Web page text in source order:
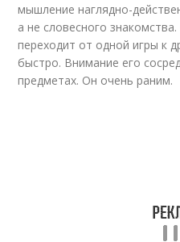
мышление наглядно-
а не словесного
переходит от одной игры к
быстро. Внимание его
предметах. Он очень раним.